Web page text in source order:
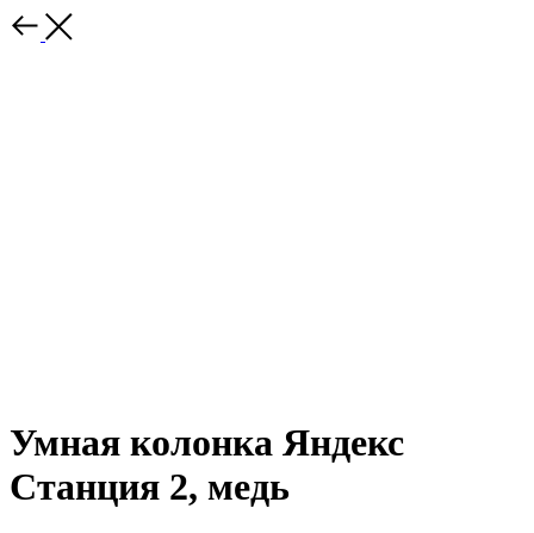
Умная колонка Яндекс
Станция 2, медь